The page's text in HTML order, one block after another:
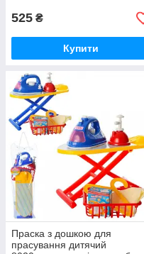
525 ₴
Купити
Праска з дошкою для
прасування дитячий